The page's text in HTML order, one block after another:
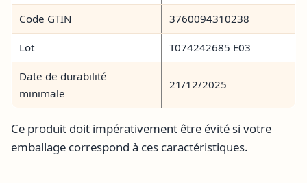
Code GTIN 3760094310238
Lot T074242685 E03
Date de durabilité
minimale
21/12/2025
Ce produit doit impérativement être évité si votre
emballage correspond à ces caractéristiques.